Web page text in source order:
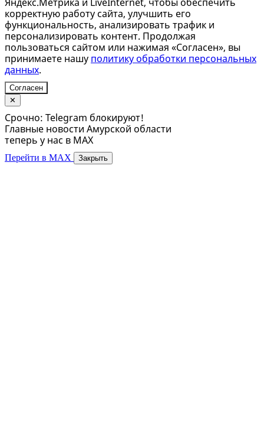
корректную работу сайта, улучшить его
функциональность, анализировать трафик и
персонализировать контент. Продолжая
пользоваться сайтом или нажимая «Согласен», вы
принимаете нашу политику обработки персональных
данных.
Согласен
✕
Срочно: Telegram блокируют!
Главные новости Амурской области
теперь у нас в MAX
Перейти в MAX Закрыть